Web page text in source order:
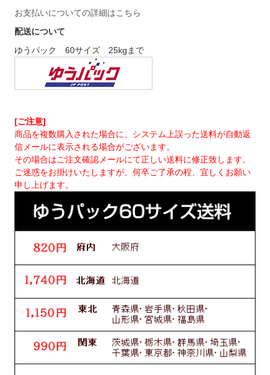
お支払いについての詳細はこちら
配送について
ゆうパック 60サイズ 25kgまで
[ご注意]
商品を複数購入された場合に、システム上誤った送料が自動返
信メールに表示される場合がございます。
その場合はご注文確認メールにて正しい送料に修正致します。
ご迷惑をお掛けいたしますが、何卒ご了承の程、宜しくお願い
申し上げます。